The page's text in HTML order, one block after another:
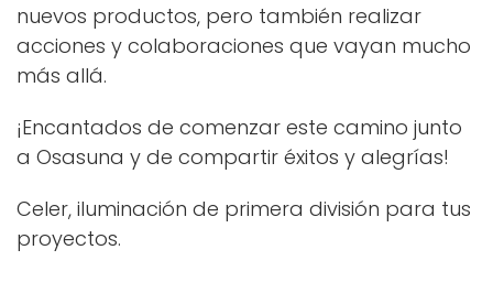
nuevos productos, pero también realizar
acciones y colaboraciones que vayan mucho
más allá.
¡Encantados de comenzar este camino junto
a Osasuna y de compartir éxitos y alegrías!
Celer, iluminación de primera división para tus
proyectos.